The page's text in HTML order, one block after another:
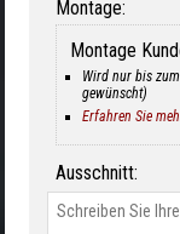
Montage:
Montage
Wird nur bis
gewünscht)
Erfahren Sie
Ausschnitt: